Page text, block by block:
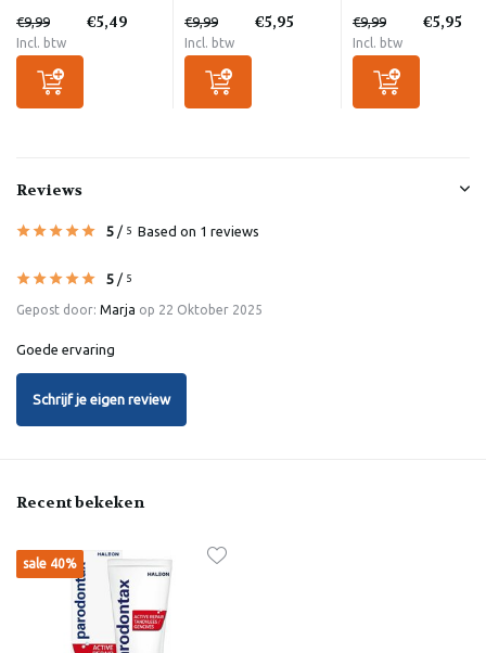
€9,99 €5,49
Incl. btw
€9,99 €5,95
Incl. btw
€9,99 €5,95
Incl. btw
Reviews
5 / 5 Based on 1 reviews
5 / 5
Gepost door: Marja op 22 Oktober 2025
Goede ervaring
Schrijf je eigen review
Recent bekeken
sale 40%